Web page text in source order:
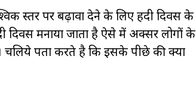
स्तर पर बढ़ावा देने के लिए हिंदी दिवस के
दिवस मनाया जाता है ऐसे में अक्सर लोगों के
चलिये पता करते है कि इसके पीछे की क्या